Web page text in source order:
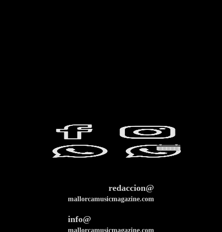
redaccion@
mallorcamusicmagazine.com
info@
mallorcamusicmagazine.com